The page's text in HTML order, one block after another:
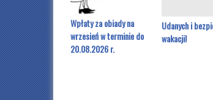
Wpłaty za obiady na
wrzesień w terminie do
20.08.2026 r.
Udanych i
wakacji!